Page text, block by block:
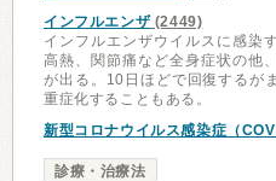
インフルエンザ(2449)
インフルエンザウイルスに感染
高熱、関節痛など全身症状の他
が出る。10日ほどで回復するが
重症化することもある。
新型コロナウイルス感染症（
診療・治療法